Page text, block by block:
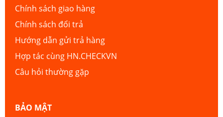
Chính sách giao hàng
Chính sách đổi trả
Hướng dẫn gửi trả hàng
Hợp tác cùng HN.CHECKVN
Câu hỏi thường gặp
BẢO MẬT